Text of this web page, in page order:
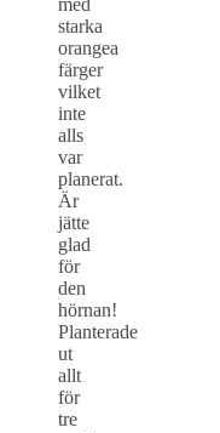
starka
orangea
färger
vilket
inte
alls
var
planerat.
Är
jätte
glad
för
den
hörnan!
Planterade
ut
allt
för
tre